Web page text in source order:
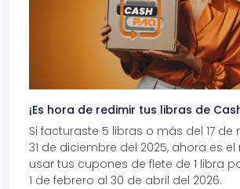
¡Es hora de redimir tus libras de
Si facturaste 5 libras o más del 17 de
31 de diciembre del 2025, ahora es
usar tus cupones de flete de 1 libra
1 de febrero al 30 de abril del 2026.